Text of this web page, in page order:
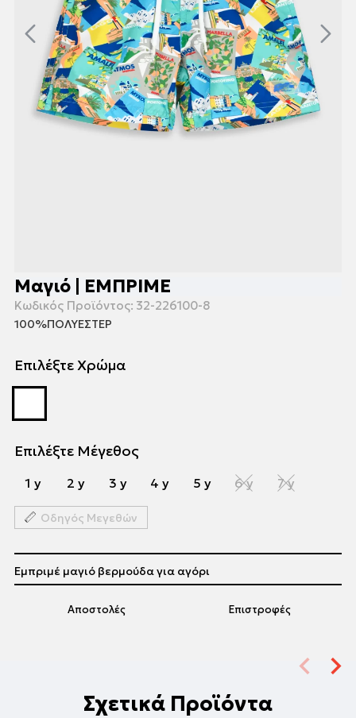
Μαγιό | ΕΜΠΡΙΜΕ
Κωδικός Προϊόντος: 32-226100-8
100%ΠΟΛΥΕΣΤΕΡ
Επιλέξτε Χρώμα
Επιλέξτε Μέγεθος
1 y 2 y 3 y 4 y 5 y 6 y 7 y
Οδηγός Μεγεθών
Αποστολές Επιστροφές
Εμπριμέ μαγιό βερμούδα για αγόρι
Σχετικά Προϊόντα